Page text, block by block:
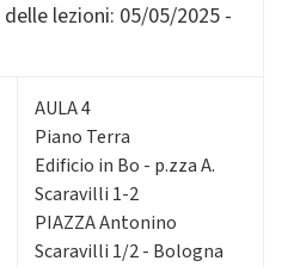
lezioni: 05/05/2025 -
AULA 4
Piano Terra
Edificio in Bo - p.zza A.
Scaravilli 1-2
PIAZZA Antonino
Scaravilli 1/2 - Bologna